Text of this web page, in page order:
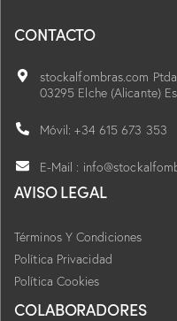
CONTACTO
stockalfombras.com
03295 Elche (Alicante)
Móvil: +34 615 673 353
E-Mail :
AVISO LEGAL
Términos Y Condiciones
Política Privacidad
Política Cookies
COLABORADORES